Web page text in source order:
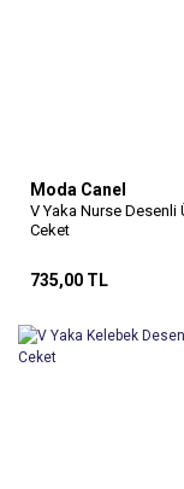
Moda Canel
V Yaka Nurse Desenli
Ceket
735,00 TL